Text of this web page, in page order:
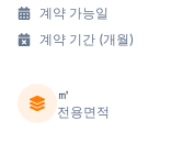
계약 가능일
계약 기간 (개월)
㎡
전용면적